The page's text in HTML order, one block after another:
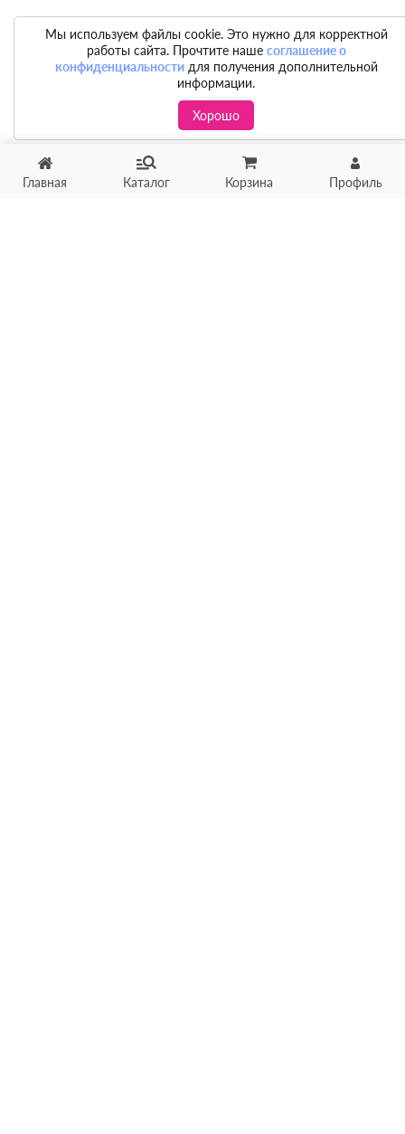
Главная Каталог Корзина Профиль
Мы используем файлы cookie. Это нужно для корректной
работы сайта. Прочтите наше соглашение о
конфиденциальностидля получения дополнительной
информации.
Хорошо